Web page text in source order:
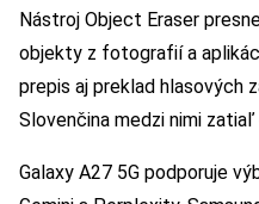
Nástroj Object Eraser
objekty z fotografií a
prepis aj preklad hlasových
Slovenčina medzi nimi zatiaľ
Galaxy A27 5G podporuje